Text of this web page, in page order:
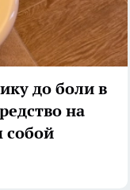
до боли в
на
собой